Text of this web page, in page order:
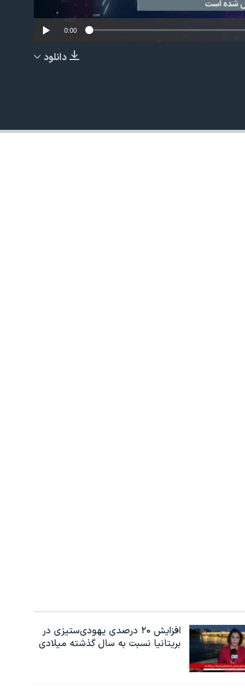
EMBED
0:00
دانلود
افزایش ۲۰ درصدی یهودی‌ستیزی در
بریتانیا نسبت به سال گذشته میلادی